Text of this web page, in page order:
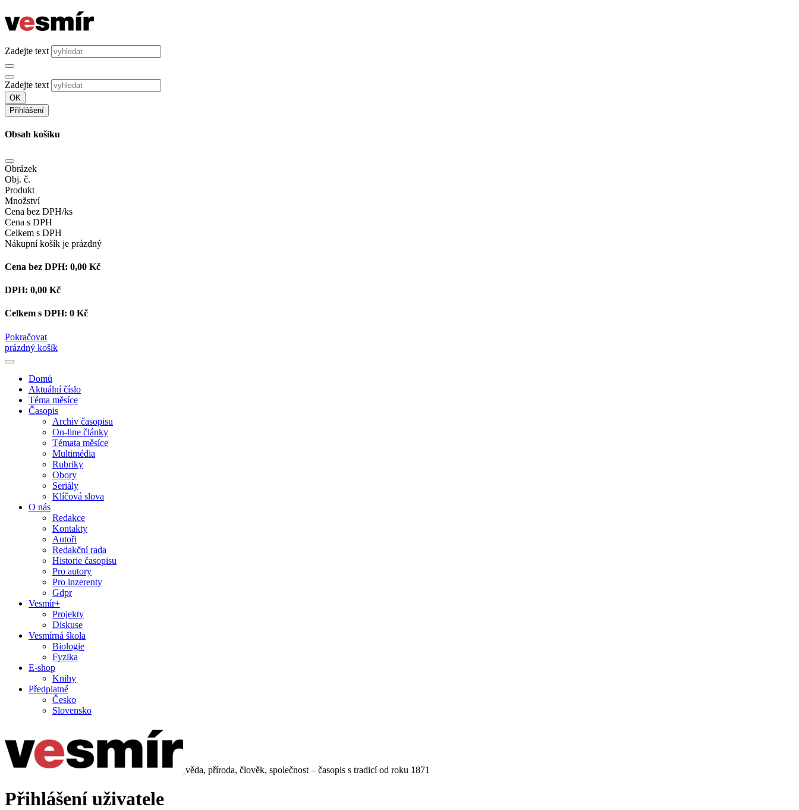
Zadejte text
Zadejte text
OK
Přihlášení
Obsah košíku
Obrázek
Obj. č.
Produkt
Množství
Cena bez DPH/ks
Cena s DPH
Celkem s DPH
Nákupní košík je prázdný
Cena bez DPH: 0,00 Kč
DPH: 0,00 Kč
Celkem s DPH: 0 Kč
Pokračovat
prázdný košík
Domů
Aktuální číslo
Téma měsíce
Časopis
Archiv časopisu
On-line články
Témata měsíce
Multimédia
Rubriky
Obory
Seriály
Klíčová slova
O nás
Redakce
Kontakty
Autoři
Redakční rada
Historie časopisu
Pro autory
Pro inzerenty
Gdpr
Vesmír+
Projekty
Diskuse
Vesmírná škola
Biologie
Fyzika
E-shop
Knihy
Předplatné
Česko
Slovensko
věda, příroda, člověk, společnost – časopis s tradicí od roku 1871
Přihlášení uživatele